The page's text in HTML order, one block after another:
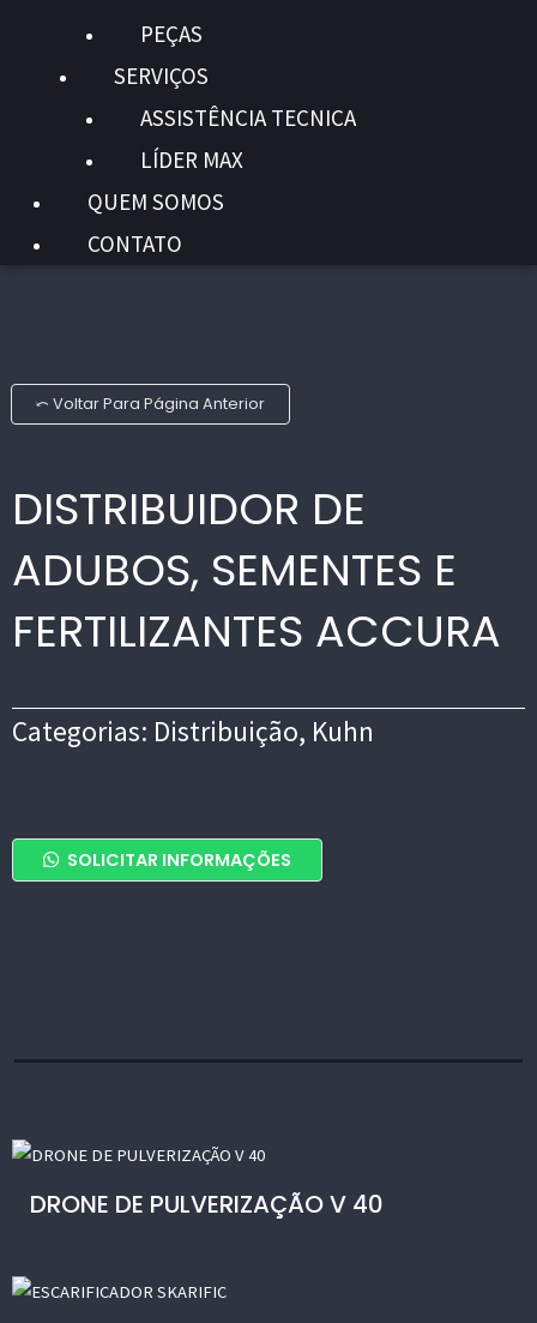
PEÇAS
SERVIÇOS
ASSISTÊNCIA TECNICA
LÍDER MAX
QUEM SOMOS
CONTATO
⤺ Voltar Para Página Anterior
DISTRIBUIDOR DE
ADUBOS, SEMENTES E
FERTILIZANTES ACCURA
Categorias: Distribuição, Kuhn
SOLICITAR INFORMAÇÕES
DISTRIBUIDOR
DE
DRONE DE PULVERIZAÇÃO V 40